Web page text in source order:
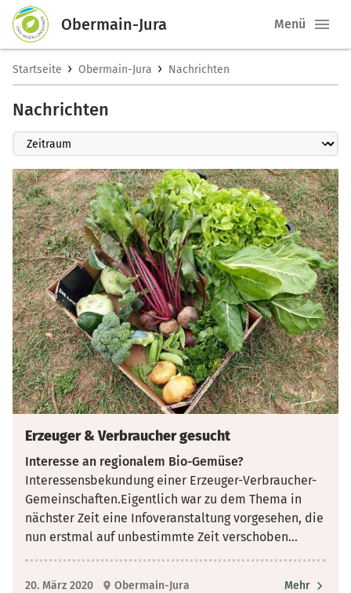
Obermain-Jura Menü
Startseite › Obermain-Jura › Nachrichten
Nachrichten
Erzeuger & Verbraucher gesucht
Interesse an regionalem Bio-Gemüse?
Interessensbekundung einer Erzeuger-Verbraucher-
Gemeinschaften.Eigentlich war zu dem Thema in
nächster Zeit eine Infoveranstaltung vorgesehen, die
nun erstmal auf unbestimmte Zeit verschoben...
20. März 2020 Obermain-Jura Mehr